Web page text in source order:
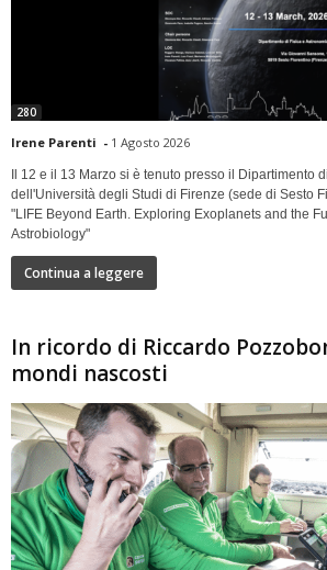
280
Irene Parenti - 1 Agosto 2026
Il 12 e il 13 Marzo si è tenuto presso il Dipartimento
dell'Università degli Studi di Firenze (sede di Sesto
"LIFE Beyond Earth. Exploring Exoplanets and the
Astrobiology"
Continua a leggere
In ricordo di Riccardo
mondi nascosti